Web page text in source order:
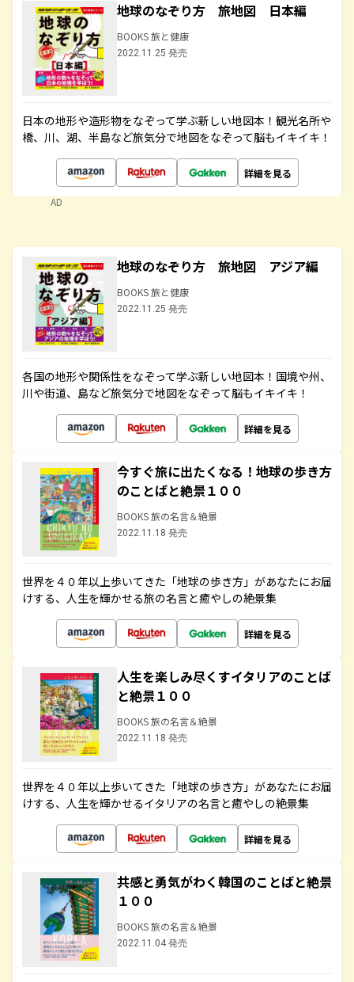
地球のなぞり方 旅地図 日本編
BOOKS 旅と健康
2022.11.25 発売
日本の地形や造形物をなぞって学ぶ新しい地図本！観光名所や
橋、川、湖、半島など旅気分で地図をなぞって脳もイキイキ！
詳細を見る
AD
地球のなぞり方 旅地図 アジア編
BOOKS 旅と健康
2022.11.25 発売
各国の地形や関係性をなぞって学ぶ新しい地図本！国境や州、
川や街道、島など旅気分で地図をなぞって脳もイキイキ！
詳細を見る
今すぐ旅に出たくなる！地球の歩き方
のことばと絶景１００
BOOKS 旅の名言＆絶景
2022.11.18 発売
世界を４０年以上歩いてきた「地球の歩き方」があなたにお届
けする、人生を輝かせる旅の名言と癒やしの絶景集
詳細を見る
人生を楽しみ尽くすイタリアのことば
と絶景１００
BOOKS 旅の名言＆絶景
2022.11.18 発売
世界を４０年以上歩いてきた「地球の歩き方」があなたにお届
けする、人生を輝かせるイタリアの名言と癒やしの絶景集
詳細を見る
共感と勇気がわく韓国のことばと絶景
１００
BOOKS 旅の名言＆絶景
2022.11.04 発売